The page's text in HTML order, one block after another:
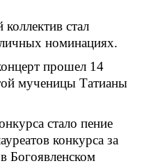
стал
номинациях.
прошел 14
мученицы Татианы
стало пение
конкурса за
Богоявленском